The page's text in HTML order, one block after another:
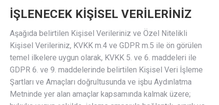
İŞLENECEK KİŞİSEL VERİLERİNİZ
Aşağıda belirtilen Kişisel Verileriniz ve Özel Nitelikli
Kişisel Verileriniz, KVKK m.4 ve GDPR m.5 ile ön görülen
temel ilkelere uygun olarak, KVKK 5. ve 6. maddeleri ile
GDPR 6. ve 9. maddelerinde belirtilen Kişisel Veri İşleme
Şartları ve Amaçları doğrultusunda ve işbu Aydınlatma
Metninde yer alan amaçlar kapsamında kalmak üzere;